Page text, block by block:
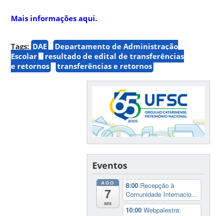
Mais informações aqui.
Tags: DAE
Departamento de Administração
Escolar
resultado de edital de transferências
e retornos
transferências e retornos
Eventos
AGO
7
sex
8:00 Recepção à
Comunidade Internacio...
10:00Webpalestra: